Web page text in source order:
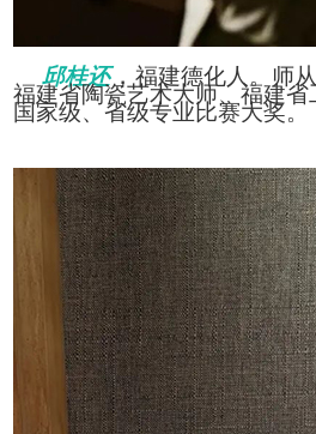
邱桂还，福建德化人。师
福建省陶瓷艺术大师、福建
国家级、省级专业比赛大奖。